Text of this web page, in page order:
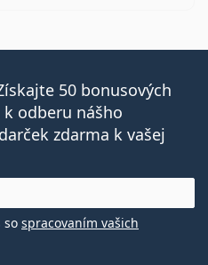
50 bonusových
odberu nášho
zdarma k vašej
so spracovaním vašich